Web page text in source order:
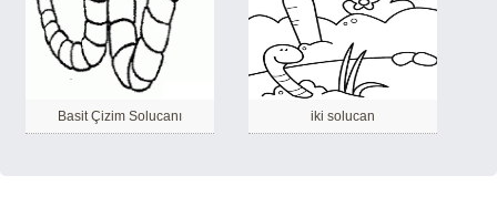
Basit Çizim Solucanı iki solucan